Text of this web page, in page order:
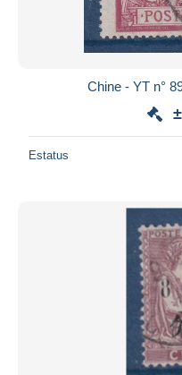
Chine - YT n°
Estatus